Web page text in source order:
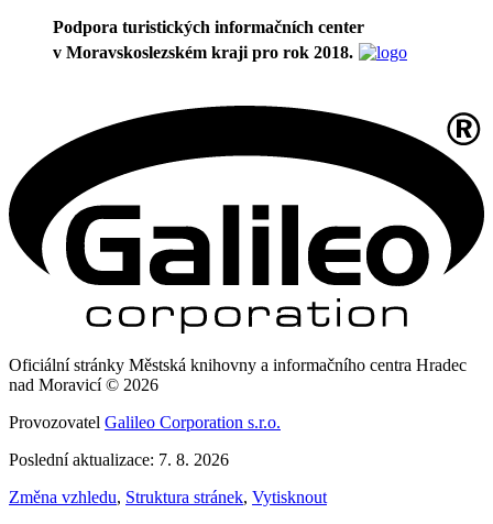
Podpora turistických informačních center
v Moravskoslezském kraji pro rok 2018.
Oficiální stránky Městská knihovny a informačního centra Hradec
nad Moravicí © 2026
Provozovatel Galileo Corporation s.r.o.
Poslední aktualizace: 7. 8. 2026
Změna vzhledu, Struktura stránek, Vytisknout